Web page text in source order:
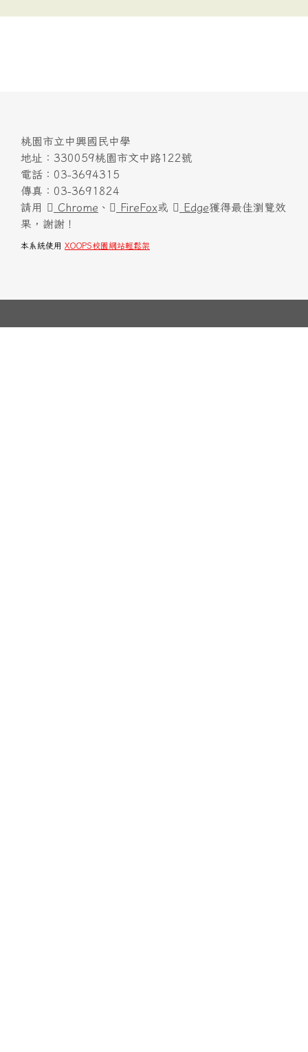
桃園市立中興國民中學
地址：330059桃園市文中路122號
電話：03-3694315
傳真：03-3691824
請用
Chrome 、 FireFox或 Edge獲得最佳瀏覽效
果，謝謝！
本系統使用 XOOPS校園網站輕鬆架